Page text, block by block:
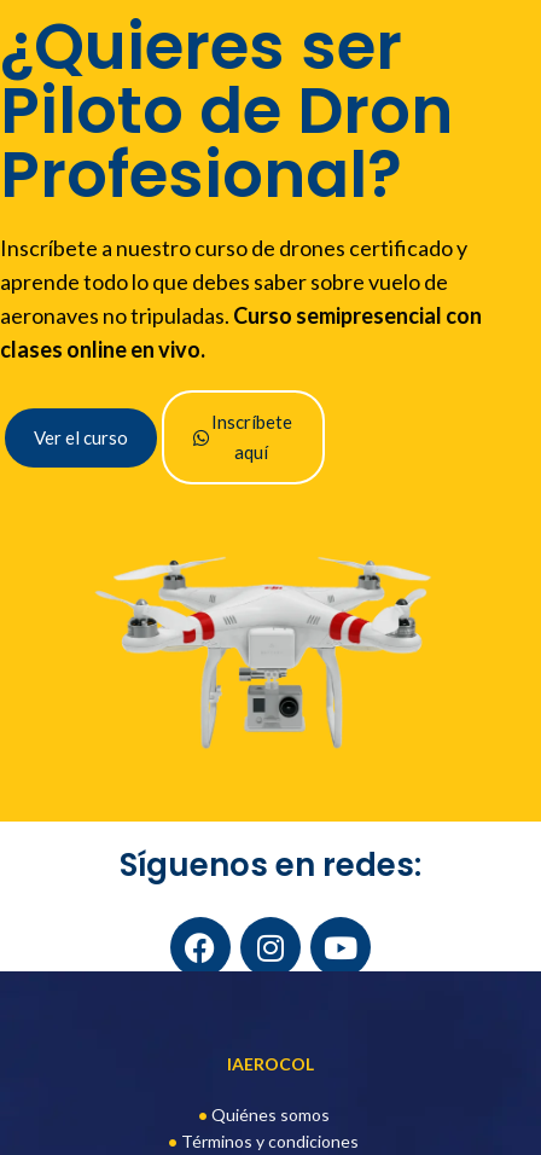
¿Quieres ser
Piloto de Dron
Profesional?
Inscríbete a nuestro curso de drones certificado y
aprende todo lo que debes saber sobre vuelo de
aeronaves no tripuladas. Curso semipresencial con
clases online en vivo.
Ver el curso
Inscríbete
aquí
Síguenos en redes:
IAEROCOL
Quiénes somos
Términos y condiciones